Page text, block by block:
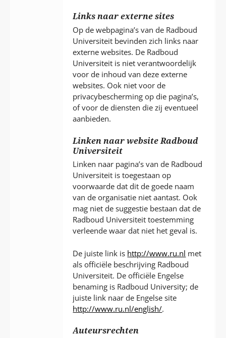
Links naar externe sites
Op de webpagina’s van de Radboud
Universiteit bevinden zich links naar
externe websites. De Radboud
Universiteit is niet verantwoordelijk
voor de inhoud van deze externe
websites. Ook niet voor de
privacybescherming op die pagina’s,
of voor de diensten die zij eventueel
aanbieden.
Linken naar website Radboud
Universiteit
Linken naar pagina’s van de Radboud
Universiteit is toegestaan op
voorwaarde dat dit de goede naam
van de organisatie niet aantast. Ook
mag niet de suggestie bestaan dat de
Radboud Universiteit toestemming
verleende waar dat niet het geval is.
De juiste link is http://www.ru.nl met
als officiële beschrijving Radboud
Universiteit. De officiële Engelse
benaming is Radboud University; de
juiste link naar de Engelse site
http://www.ru.nl/english/.
Auteursrechten